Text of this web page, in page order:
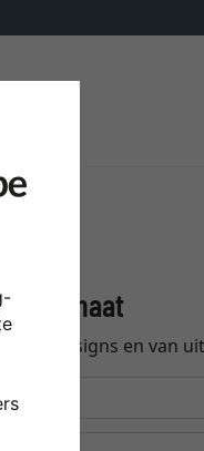
op maat
designs en van